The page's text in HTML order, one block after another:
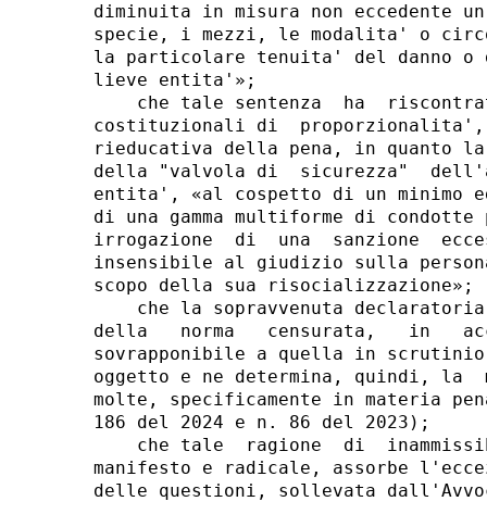
diminuita in misura non eccedente
specie, i mezzi, le modalita' o
la particolare tenuita' del
lieve entita'»;
che tale sentenza  ha
costituzionali di
rieducativa della pena, in quanto
della "valvola di  sicurezza"
entita', «al cospetto di un minimo
di una gamma multiforme di
irrogazione  di  una  sanzione
insensibile al giudizio sulla
scopo della sua risocializzazione»;
che la sopravvenuta
della   norma   censurata,   in
sovrapponibile a quella in
oggetto e ne determina, quindi,
molte, specificamente in materia
186 del 2024 e n. 86 del 2023);
che tale  ragione  di
manifesto e radicale, assorbe